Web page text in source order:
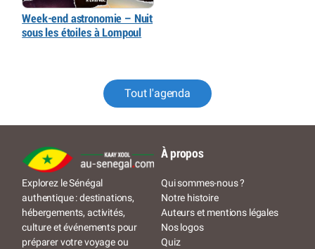
Week-end astronomie – Nuit
sous les étoiles à Lompoul
Tout l'agenda
Explorez le Sénégal
authentique : destinations,
hébergements, activités,
culture et événements pour
préparer votre voyage ou
À propos
Qui sommes-nous ?
Notre histoire
Auteurs et mentions légales
Nos logos
Quiz